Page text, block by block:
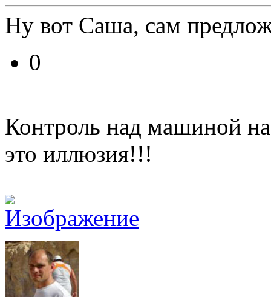
Ну вот Саша, сам
0
Контроль над машиной
это иллюзия!!!